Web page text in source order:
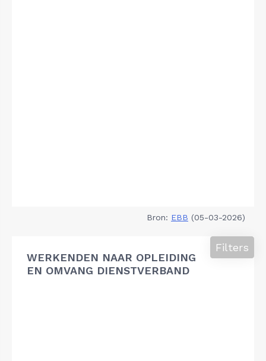
Bron: EBB (05-03-2026)
WERKENDEN NAAR OPLEIDING
EN OMVANG DIENSTVERBAND
Filters